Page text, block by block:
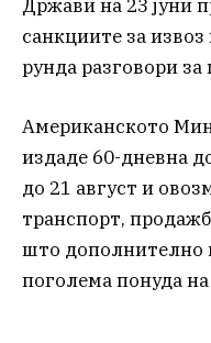
Држави на 23 јуни
санкциите за
рунда разговори
Американското
издаде 60-дневна
до 21 август и
транспорт,
што дополнително
поголема понуда